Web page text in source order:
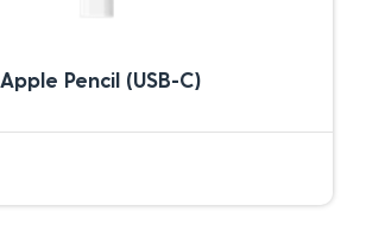
Apple Pencil (USB-C)